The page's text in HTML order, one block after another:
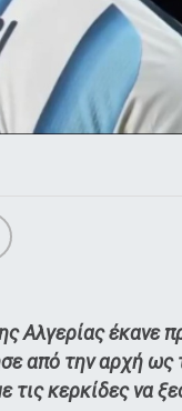
Αλγερίας έκανε
από την αρχή ως
τις κερκίδες να